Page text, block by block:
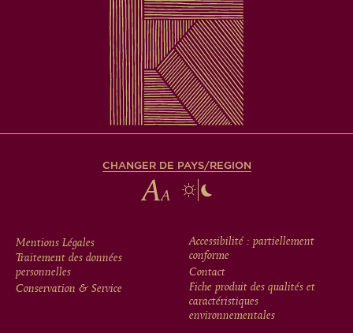
CHANGER DE PAYS/REGION
FOOTER
MENU
Mentions Légales
Traitement des données
personnelles
Conservation & Service
Accessibilité : partiellement
conforme
Contact
Fiche produit des qualités et
caractéristiques
environnementales